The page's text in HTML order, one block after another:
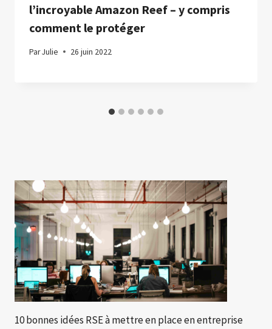
l’incroyable Amazon Reef – y compris
comment le protéger
ParJulie 26 juin 2022
10 bonnes idées RSE à mettre en place en entreprise